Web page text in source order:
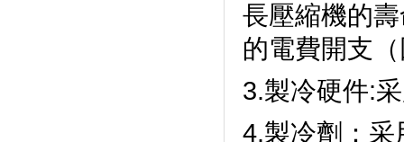
長壓縮機的壽
的電費開支
3.製冷硬件:采
4.製冷劑